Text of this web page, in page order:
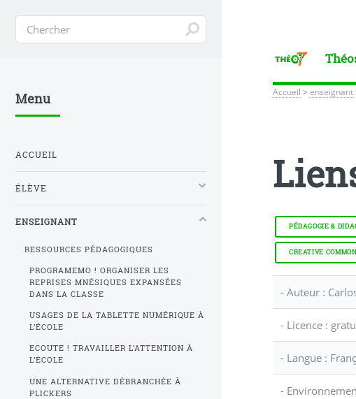
Accueil >enseignant
PÉDAGOGIE &
CREATIVE
- Auteur :
- Licence :
- Langue :
-
Menu
ACCUEIL
ÉLÈVE
ENSEIGNANT
RESSOURCES PÉDAGOGIQUES
PROGRAMEMO ! ORGANISER LES
REPRISES MNÉSIQUES EXPANSÉES
DANS LA CLASSE
USAGES DE LA TABLETTE NUMÉRIQUE À
L’ÉCOLE
ECOUTE ! TRAVAILLER L’ATTENTION À
L’ÉCOLE
UNE ALTERNATIVE DÉBRANCHÉE À
PLICKERS